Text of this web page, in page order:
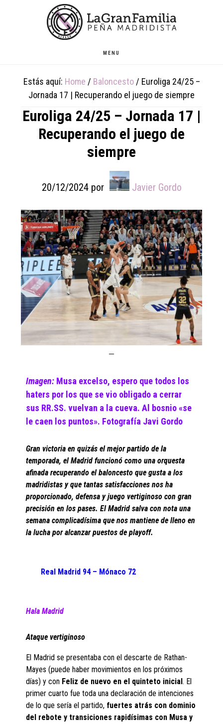
MENU
Estás aquí: Home / Baloncesto / Euroliga 24/25 –
Jornada 17 | Recuperando el juego de siempre
Euroliga 24/25 – Jornada 17 |
Recuperando el juego de
siempre
20/12/2024por Javier Gordo
Imagen: Musa excelso, espero que todos los
haters por los que se vio obligado a cerrar
sus RR.SS. vuelvan a la cueva. Al bosnio «se
le caen los puntos». Fotografía Javi Gordo
Gran victoria en quizás el mejor partido de la
temporada, el Madrid funcionó como una orquesta
afinada recuperando el baloncesto que gusta a los
madridistas y que tantas satisfacciones nos ha
proporcionado, defensa y juego vertiginoso con gran
precisión en los pases. El Madrid salva con nota una
semana complicadísima que nos mantiene de lleno en
la lucha por alcanzar puestos de playoff.
Real Madrid 94 – Mónaco 72
Hala Madrid
Ataque vertiginoso
El Madrid se presentaba con el descarte de Rathan-
Mayes (puede haber movimientos en los próximos
días) y con Feliz de nuevo en el quinteto inicial. El
primer cuarto fue toda una declaración de intenciones
de lo que sería el partido, fuertes atrás con dominio
del rebote y transiciones rapidísimas con Musa y